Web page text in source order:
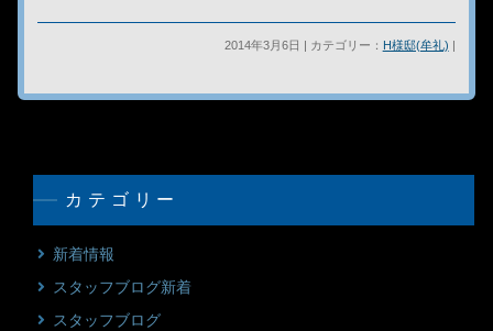
2014年3月6日 | カテゴリー： H様邸(牟礼) |
カテゴリー
新着情報
スタッフブログ新着
スタッフブログ